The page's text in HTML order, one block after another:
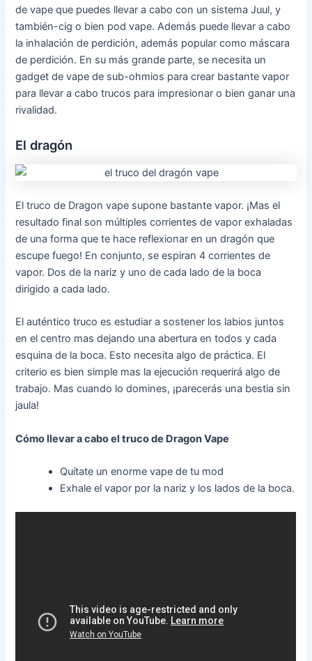
de vape que puedes llevar a cabo con un sistema Juul, y
también-cig o bien pod vape. Además puede llevar a cabo
la inhalación de perdición, además popular como máscara
de perdición. En su más grande parte, se necesita un
gadget de vape de sub-ohmios para crear bastante vapor
para llevar a cabo trucos para impresionar o bien ganar una
rivalidad.
El dragón
El truco de Dragon vape supone bastante vapor. ¡Mas el
resultado final son múltiples corrientes de vapor exhaladas
de una forma que te hace reflexionar en un dragón que
escupe fuego! En conjunto, se espiran 4 corrientes de
vapor. Dos de la nariz y uno de cada lado de la boca
dirigido a cada lado.
El auténtico truco es estudiar a sostener los labios juntos
en el centro mas dejando una abertura en todos y cada
esquina de la boca. Esto necesita algo de práctica. El
criterio es bien simple mas la ejecución requerirá algo de
trabajo. Mas cuando lo domines, ¡parecerás una bestia sin
jaula!
Cómo llevar a cabo el truco de Dragon Vape
Quítate un enorme vape de tu mod
Exhale el vapor por la nariz y los lados de la boca.